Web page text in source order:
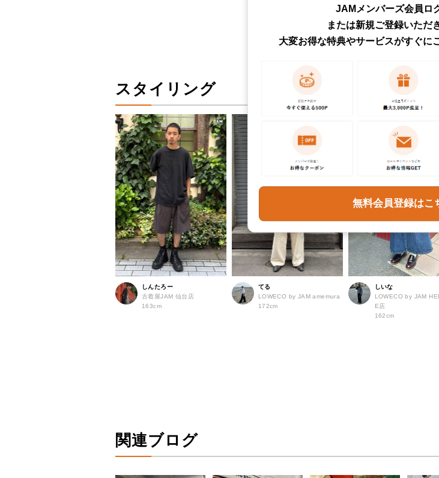
トピックス・特集をも
スタイリング
しんたろー
古着屋JAM 仙台店
163cm
てる
LOWECO by JAM amemura
172cm
しいな
LOWECO by JAM
E店
162cm
関連ブログ
JAMメンバーズ会員ロ
または新規ご登録いただ
大変お得な特典やサービスがすぐに
無料会員登録はこ